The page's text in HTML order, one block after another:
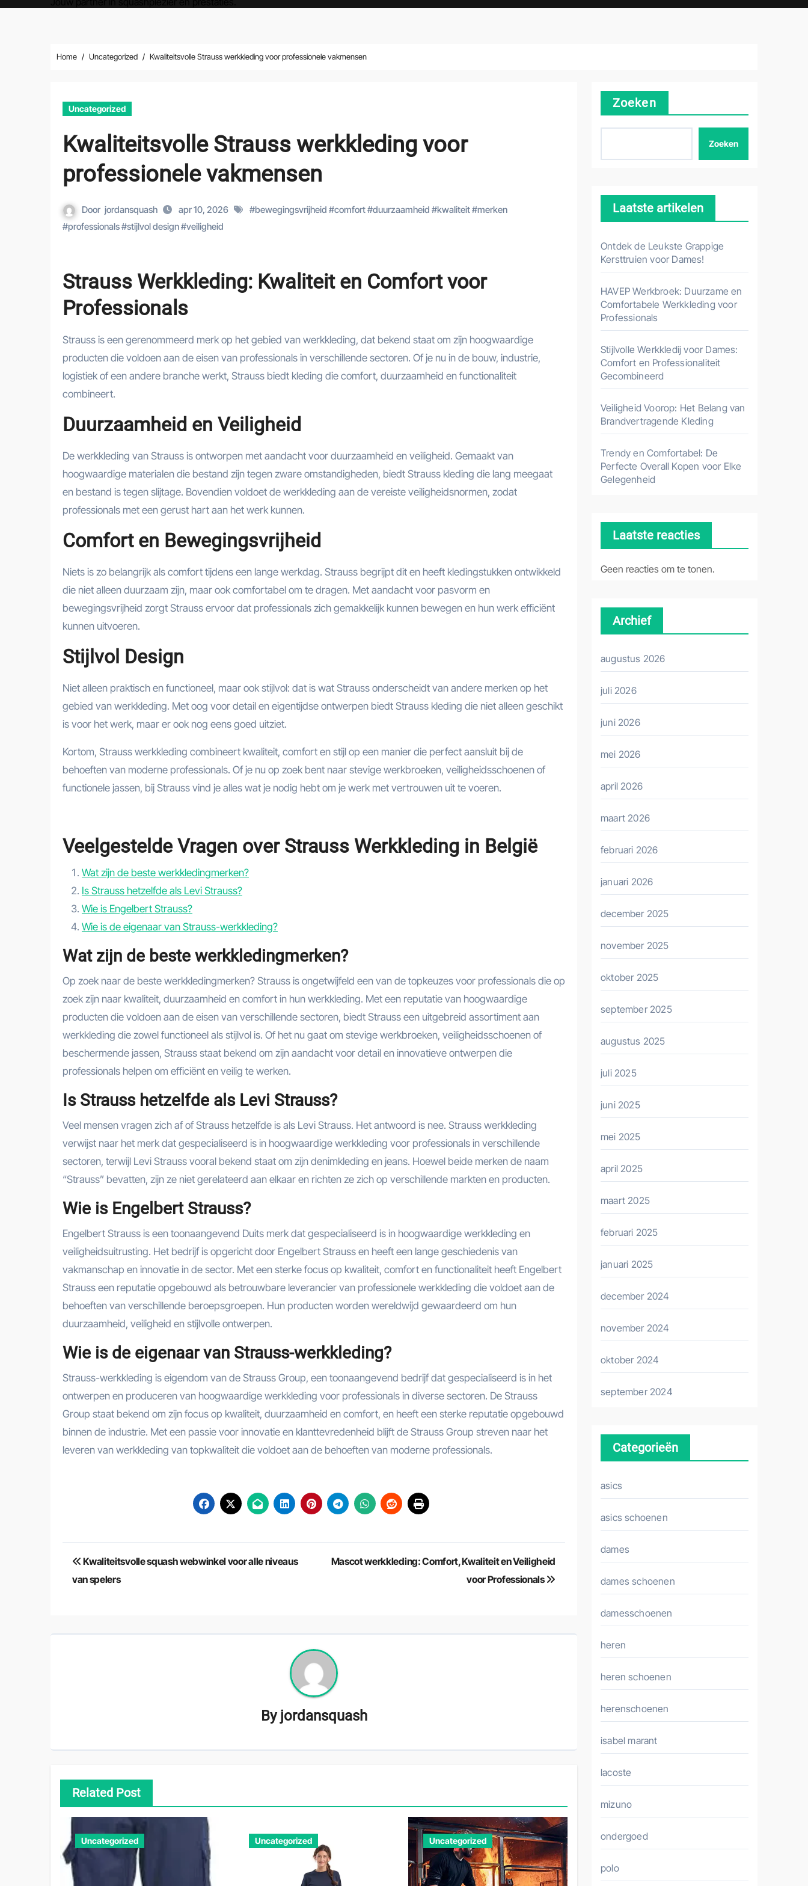
Home Uncategorized Kwaliteitsvolle Strauss werkkleding voor professionele vakmensen
Uncategorized
Kwaliteitsvolle Strauss werkkleding voor
professionele vakmensen
Door jordansquash apr 10, 2026 #bewegingsvrijheid #comfort#duurzaamheid #kwaliteit#merken
#professionals#stijlvol design#veiligheid
Strauss Werkkleding: Kwaliteit en Comfort voor
Professionals
Strauss is een gerenommeerd merk op het gebied van werkkleding, dat bekend staat om zijn hoogwaardige
producten die voldoen aan de eisen van professionals in verschillende sectoren. Of je nu in de bouw, industrie,
logistiek of een andere branche werkt, Strauss biedt kleding die comfort, duurzaamheid en functionaliteit
combineert.
Duurzaamheid en Veiligheid
De werkkleding van Strauss is ontworpen met aandacht voor duurzaamheid en veiligheid. Gemaakt van
hoogwaardige materialen die bestand zijn tegen zware omstandigheden, biedt Strauss kleding die lang meegaat
en bestand is tegen slijtage. Bovendien voldoet de werkkleding aan de vereiste veiligheidsnormen, zodat
professionals met een gerust hart aan het werk kunnen.
Comfort en Bewegingsvrijheid
Niets is zo belangrijk als comfort tijdens een lange werkdag. Strauss begrijpt dit en heeft kledingstukken ontwikkeld
die niet alleen duurzaam zijn, maar ook comfortabel om te dragen. Met aandacht voor pasvorm en
bewegingsvrijheid zorgt Strauss ervoor dat professionals zich gemakkelijk kunnen bewegen en hun werk efficiënt
kunnen uitvoeren.
Stijlvol Design
Niet alleen praktisch en functioneel, maar ook stijlvol: dat is wat Strauss onderscheidt van andere merken op het
gebied van werkkleding. Met oog voor detail en eigentijdse ontwerpen biedt Strauss kleding die niet alleen geschikt
is voor het werk, maar er ook nog eens goed uitziet.
Kortom, Strauss werkkleding combineert kwaliteit, comfort en stijl op een manier die perfect aansluit bij de
behoeften van moderne professionals. Of je nu op zoek bent naar stevige werkbroeken, veiligheidsschoenen of
functionele jassen, bij Strauss vind je alles wat je nodig hebt om je werk met vertrouwen uit te voeren.
Veelgestelde Vragen over Strauss Werkkleding in België
Wat zijn de beste werkkledingmerken?
Is Strauss hetzelfde als Levi Strauss?
Wie is Engelbert Strauss?
Wie is de eigenaar van Strauss-werkkleding?
Wat zijn de beste werkkledingmerken?
Op zoek naar de beste werkkledingmerken? Strauss is ongetwijfeld een van de topkeuzes voor professionals die op
zoek zijn naar kwaliteit, duurzaamheid en comfort in hun werkkleding. Met een reputatie van hoogwaardige
producten die voldoen aan de eisen van verschillende sectoren, biedt Strauss een uitgebreid assortiment aan
werkkleding die zowel functioneel als stijlvol is. Of het nu gaat om stevige werkbroeken, veiligheidsschoenen of
beschermende jassen, Strauss staat bekend om zijn aandacht voor detail en innovatieve ontwerpen die
professionals helpen om efficiënt en veilig te werken.
Is Strauss hetzelfde als Levi Strauss?
Veel mensen vragen zich af of Strauss hetzelfde is als Levi Strauss. Het antwoord is nee. Strauss werkkleding
verwijst naar het merk dat gespecialiseerd is in hoogwaardige werkkleding voor professionals in verschillende
sectoren, terwijl Levi Strauss vooral bekend staat om zijn denimkleding en jeans. Hoewel beide merken de naam
“Strauss” bevatten, zijn ze niet gerelateerd aan elkaar en richten ze zich op verschillende markten en producten.
Wie is Engelbert Strauss?
Engelbert Strauss is een toonaangevend Duits merk dat gespecialiseerd is in hoogwaardige werkkleding en
veiligheidsuitrusting. Het bedrijf is opgericht door Engelbert Strauss en heeft een lange geschiedenis van
vakmanschap en innovatie in de sector. Met een sterke focus op kwaliteit, comfort en functionaliteit heeft Engelbert
Strauss een reputatie opgebouwd als betrouwbare leverancier van professionele werkkleding die voldoet aan de
behoeften van verschillende beroepsgroepen. Hun producten worden wereldwijd gewaardeerd om hun
duurzaamheid, veiligheid en stijlvolle ontwerpen.
Wie is de eigenaar van Strauss-werkkleding?
Strauss-werkkleding is eigendom van de Strauss Group, een toonaangevend bedrijf dat gespecialiseerd is in het
ontwerpen en produceren van hoogwaardige werkkleding voor professionals in diverse sectoren. De Strauss
Group staat bekend om zijn focus op kwaliteit, duurzaamheid en comfort, en heeft een sterke reputatie opgebouwd
binnen de industrie. Met een passie voor innovatie en klanttevredenheid blijft de Strauss Group streven naar het
leveren van werkkleding van topkwaliteit die voldoet aan de behoeften van moderne professionals.
Berichtnavigatie
Kwaliteitsvolle squash webwinkel voor alle niveaus
van spelers
Mascot werkkleding: Comfort, Kwaliteit en Veiligheid
voor Professionals
By jordansquash
Related Post
Uncategorized Uncategorized Uncategorized
Zoeken
Zoeken
Laatste artikelen
Ontdek de Leukste Grappige
Kersttruien voor Dames!
HAVEP Werkbroek: Duurzame en
Comfortabele Werkkleding voor
Professionals
Stijlvolle Werkkledij voor Dames:
Comfort en Professionaliteit
Gecombineerd
Veiligheid Voorop: Het Belang van
Brandvertragende Kleding
Trendy en Comfortabel: De
Perfecte Overall Kopen voor Elke
Gelegenheid
Laatste reacties
Geen reacties om te tonen.
Archief
augustus 2026
juli 2026
juni 2026
mei 2026
april 2026
maart 2026
februari 2026
januari 2026
december 2025
november 2025
oktober 2025
september 2025
augustus 2025
juli 2025
juni 2025
mei 2025
april 2025
maart 2025
februari 2025
januari 2025
december 2024
november 2024
oktober 2024
september 2024
Categorieën
asics
asics schoenen
dames
dames schoenen
damesschoenen
heren
heren schoenen
herenschoenen
isabel marant
lacoste
mizuno
ondergoed
polo